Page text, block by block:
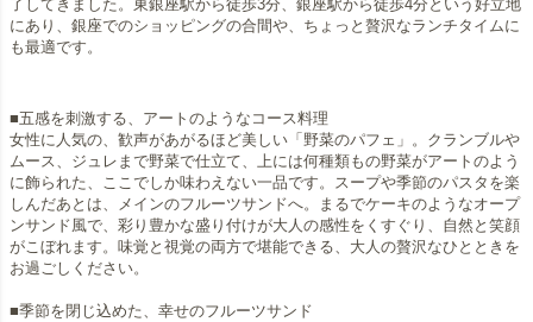
了してきました。東銀座駅から徒歩3分、銀座駅から徒歩4分という好立地
にあり、銀座でのショッピングの合間や、ちょっと贅沢なランチタイムに
も最適です。
■五感を刺激する、アートのようなコース料理
女性に人気の、歓声があがるほど美しい「野菜のパフェ」。クランブルや
ムース、ジュレまで野菜で仕立て、上には何種類もの野菜がアートのよう
に飾られた、ここでしか味わえない一品です。スープや季節のパスタを楽
しんだあとは、メインのフルーツサンドへ。まるでケーキのようなオープ
ンサンド風で、彩り豊かな盛り付けが大人の感性をくすぐり、自然と笑顔
がこぼれます。味覚と視覚の両方で堪能できる、大人の贅沢なひとときを
お過ごしください。
■季節を閉じ込めた、幸せのフルーツサンド